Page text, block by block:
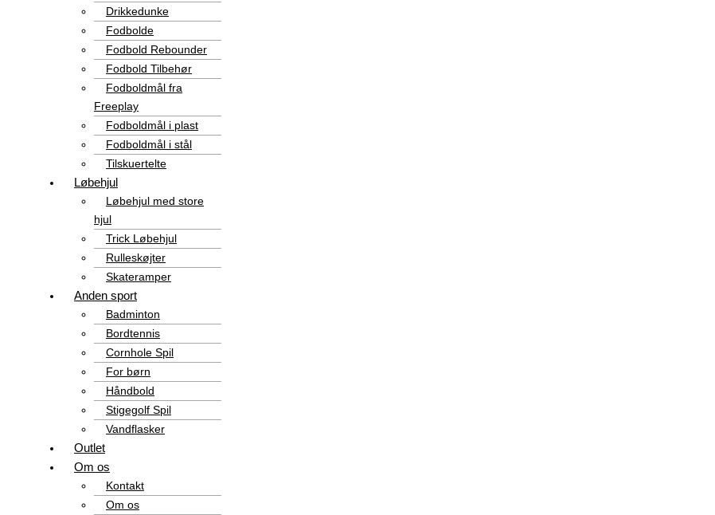
Drikkedunke
Fodbolde
Fodbold Rebounder
Fodbold Tilbehør
Fodboldmål fra
Freeplay
Fodboldmål i plast
Fodboldmål i stål
Tilskuertelte
Løbehjul
Løbehjul med store
hjul
Trick Løbehjul
Rulleskøjter
Skateramper
Anden sport
Badminton
Bordtennis
Cornhole Spil
For børn
Håndbold
Stigegolf Spil
Vandflasker
Outlet
Om os
Kontakt
Om os